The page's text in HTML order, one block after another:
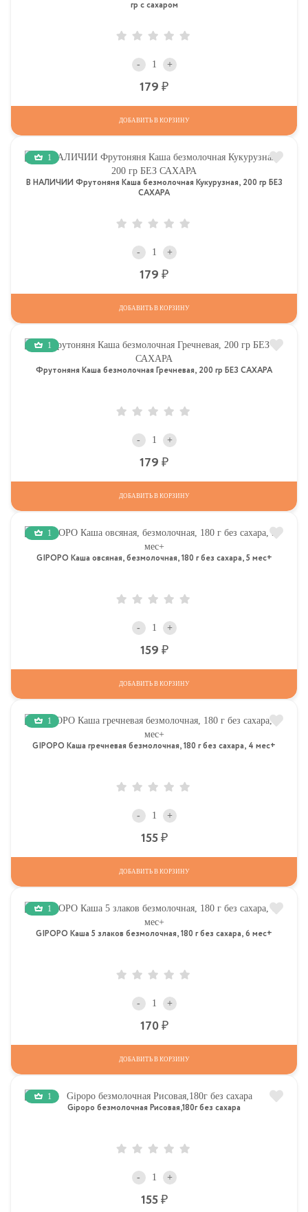
гр с сахаром
- +
179
ДОБАВИТЬ В КОРЗИНУ
1
В НАЛИЧИИ Фрутоняня Каша безмолочная Кукурузная, 200 гр БЕЗ
САХАРА
- +
179
ДОБАВИТЬ В КОРЗИНУ
1
Фрутоняня Каша безмолочная Гречневая, 200 гр БЕЗ САХАРА
- +
179
ДОБАВИТЬ В КОРЗИНУ
1
GIPOPO Каша овсяная, безмолочная, 180 г без сахара, 5 мес+
- +
159
ДОБАВИТЬ В КОРЗИНУ
1
GIPOPO Каша гречневая безмолочная, 180 г без сахара, 4 мес+
- +
155
ДОБАВИТЬ В КОРЗИНУ
1
GIPOPO Каша 5 злаков безмолочная, 180 г без сахара, 6 мес+
- +
170
ДОБАВИТЬ В КОРЗИНУ
1
Gipopo безмолочная Рисовая,180г без сахара
- +
155